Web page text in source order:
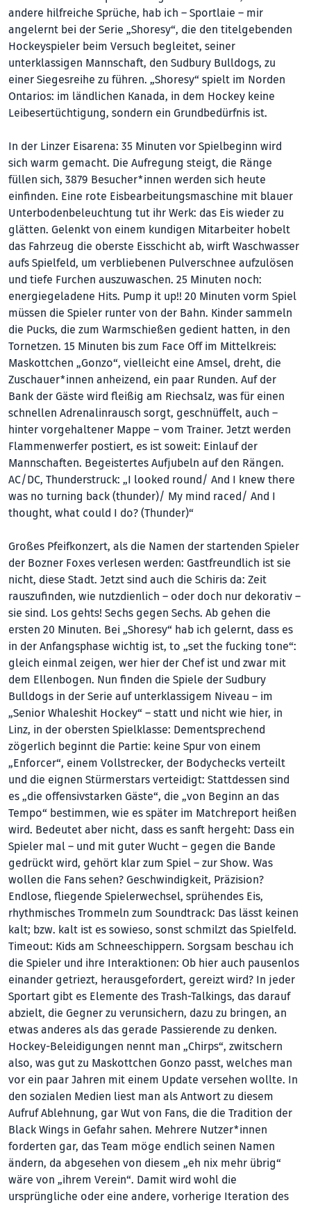
andere hilfreiche Sprüche, hab ich – Sportlaie – mir
angelernt bei der Serie „Shoresy“, die den titelgebenden
Hockeyspieler beim Versuch begleitet, seiner
unterklassigen Mannschaft, den Sudbury Bulldogs, zu
einer Siegesreihe zu führen. „Shoresy“ spielt im Norden
Ontarios: im ländlichen Kanada, in dem Hockey keine
Leibesertüchtigung, sondern ein Grundbedürfnis ist.
In der Linzer Eisarena: 35 Minuten vor Spielbeginn wird
sich warm gemacht. Die Aufregung steigt, die Ränge
füllen sich, 3879 Besucher*innen werden sich heute
einfinden. Eine rote Eisbearbeitungsmaschi­ne mit blauer
Unterbodenbeleuchtung tut ihr Werk: das Eis wieder zu
glätten. Gelenkt von einem kundigen Mitarbeiter hobelt
das Fahrzeug die oberste Eisschicht ab, wirft Waschwasser
aufs Spielfeld, um verbliebenen Pulverschnee aufzulösen
und tiefe Furchen auszuwaschen. 25 Minuten noch:
energiegeladene Hits. Pump it up!! 20 Minuten vorm Spiel
müssen die Spieler runter von der Bahn. Kinder sammeln
die Pucks, die zum Warmschießen gedient hatten, in den
Tornetzen. 15 Minuten bis zum Face Off im Mittelkreis:
Maskottchen „Gonzo“, vielleicht eine Amsel, dreht, die
Zuschauer*innen anheizend, ein paar Runden. Auf der
Bank der Gäste wird fleißig am Riechsalz, was für einen
schnellen Adrenalinrausch sorgt, geschnüffelt, auch –
hinter vorgehaltener Mappe – vom Trainer. Jetzt werden
Flammenwerfer postiert, es ist soweit: Einlauf der
Mannschaften. Begeistertes Aufjubeln auf den Rängen.
AC/DC, Thunderstruck: „I looked round/ And I knew there
was no turning back (thunder)/ My mind raced/ And I
thought, what could I do? (Thunder)“
Großes Pfeifkonzert, als die Namen der startenden Spieler
der Bozner Foxes verlesen werden: Gastfreundlich ist sie
nicht, diese Stadt. Jetzt sind auch die Schiris da: Zeit
rauszufinden, wie nutzdienlich – oder doch nur dekorativ –
sie sind. Los gehts! Sechs gegen Sechs. Ab gehen die
ersten 20 Minuten. Bei „Shoresy“ hab ich gelernt, dass es
in der Anfangsphase wichtig ist, to „set the fucking tone“:
gleich einmal zeigen, wer hier der Chef ist und zwar mit
dem Ellenbogen. Nun finden die Spiele der Sudbury
Bulldogs in der Serie auf unterklassigem Niveau – im
„Senior Whaleshit Hockey“ – statt und nicht wie hier, in
Linz, in der obersten Spielklasse: Dementsprechend
zögerlich beginnt die Partie: keine Spur von einem
„Enforcer“, einem Vollstrecker, der Bodychecks verteilt
und die eignen Stürmerstars verteidigt: Stattdessen sind
es „die offensivstarken Gäste“, die „von Beginn an das
Tempo“ bestimmen, wie es später im Matchreport heißen
wird. Bedeutet aber nicht, dass es sanft hergeht: Dass ein
Spieler mal – und mit guter Wucht – gegen die Bande
gedrückt wird, gehört klar zum Spiel – zur Show. Was
wollen die Fans sehen? Geschwindigkeit, Präzision?
Endlose, fliegende Spielerwechsel, sprühendes Eis,
rhythmisches Trommeln zum Soundtrack: Das lässt keinen
kalt; bzw. kalt ist es sowieso, sonst schmilzt das Spielfeld.
Timeout: Kids am Schneeschippern. Sorgsam beschau ich
die Spieler und ihre Interaktionen: Ob hier auch pausenlos
einander getriezt, herausgefordert, gereizt wird? In jeder
Sportart gibt es Elemente des Trash-Talkings, das darauf
abzielt, die Gegner zu verunsichern, dazu zu bringen, an
etwas anderes als das gerade Passierende zu denken.
Hockey-Beleidigungen nennt man „Chirps“, zwitschern
also, was gut zu Maskottchen Gonzo passt, welches man
vor ein paar Jahren mit einem Update versehen wollte. In
den sozialen Medien liest man als Antwort zu diesem
Aufruf Ablehnung, gar Wut von Fans, die die Tradition der
Black Wings in Gefahr sahen. Mehrere Nutzer*innen
forderten gar, das Team möge endlich seinen Namen
ändern, da abgesehen von diesem „eh nix mehr übrig“
wäre von „ihrem Verein“. Damit wird wohl die
ursprüngliche oder eine andere, vorherige Iteration des